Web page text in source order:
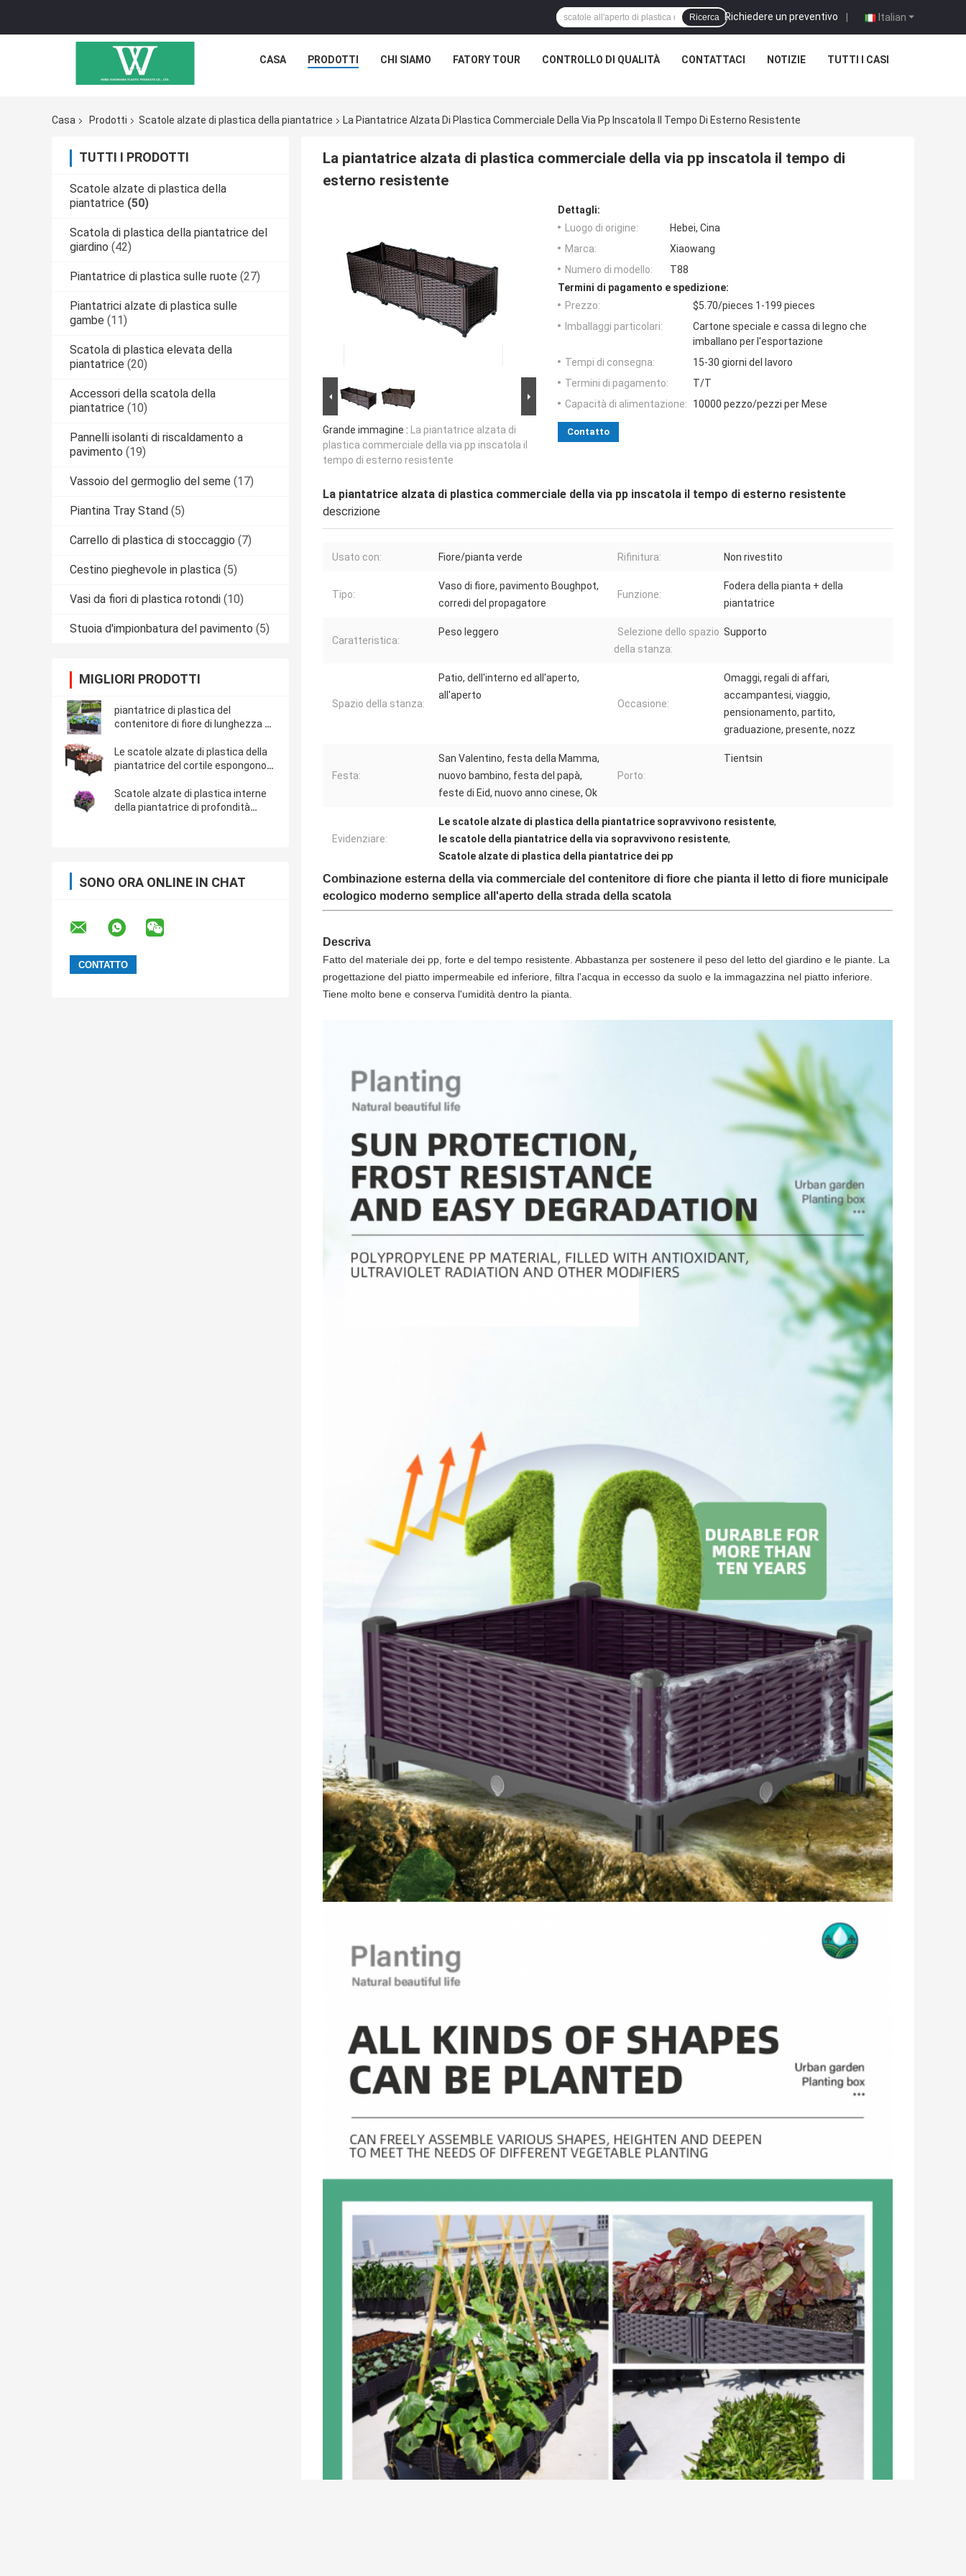
Italian
Richiedere un preventivo |
Ricerca
CASA PRODOTTI CHI SIAMO FATORY TOUR CONTROLLO DI QUALITÀ CONTATTACI NOTIZIE TUTTI I CASI
Casa Prodotti Scatole alzate di plastica della piantatrice La Piantatrice Alzata Di Plastica Commerciale Della Via Pp Inscatola Il Tempo Di Esterno Resistente
TUTTI I PRODOTTI
Scatole alzate di plastica della
piantatrice (50)
Scatola di plastica della piantatrice del
giardino (42)
Piantatrice di plastica sulle ruote (27)
Piantatrici alzate di plastica sulle
gambe (11)
Scatola di plastica elevata della
piantatrice (20)
Accessori della scatola della
piantatrice (10)
Pannelli isolanti di riscaldamento a
pavimento (19)
Vassoio del germoglio del seme (17)
Piantina Tray Stand (5)
Carrello di plastica di stoccaggio (7)
Cestino pieghevole in plastica (5)
Vasi da fiori di plastica rotondi (10)
Stuoia d'impionbatura del pavimento (5)
MIGLIORI PRODOTTI
piantatrice di plastica del
contenitore di fiore di lunghezza di
Le scatole alzate di plastica della
piantatrice del cortile espongono
Scatole alzate di plastica interne
della piantatrice di profondità
SONO ORA ONLINE IN CHAT
La piantatrice alzata di plastica commerciale della via pp inscatola il tempo di
esterno resistente
Grande immagine : La piantatrice alzata di
plastica commerciale della via pp inscatola il
tempo di esterno resistente
Dettagli:
Luogo di origine:
Hebei, Cina
Marca:
Xiaowang
Numero di modello:
T88
Termini di pagamento e spedizione:
Prezzo:
$5.70/pieces 1-199 pieces
Imballaggi particolari:
Cartone speciale e cassa di legno che
imballano per l'esportazione
Tempi di consegna:
15-30 giorni del lavoro
Termini di pagamento:
T/T
Capacità di alimentazione:
10000 pezzo/pezzi per Mese
Contatto
La piantatrice alzata di plastica commerciale della via pp inscatola il tempo di esterno resistente
descrizione
Usato con: Fiore/pianta verde Rifinitura: Non rivestito
Tipo:
Vaso di fiore, pavimento Boughpot,
corredi del propagatore
Funzione:
Fodera della pianta + della
piantatrice
Caratteristica:
Peso leggero
Selezione dello spazio
della stanza:
Supporto
Spazio della stanza:
Patio, dell'interno ed all'aperto,
all'aperto
Occasione:
Omaggi, regali di affari,
accampantesi, viaggio,
pensionamento, partito,
graduazione, presente, nozz
Festa:
San Valentino, festa della Mamma,
nuovo bambino, festa del papà,
feste di Eid, nuovo anno cinese, Ok
Porto:
Tientsin
Evidenziare:
Le scatole alzate di plastica della piantatrice sopravvivono resistente,
le scatole della piantatrice della via sopravvivono resistente,
Scatole alzate di plastica della piantatrice dei pp
Combinazione esterna della via commerciale del contenitore di fiore che pianta il letto di fiore municipale
ecologico moderno semplice all'aperto della strada della scatola
Descriva
Fatto del materiale dei pp, forte e del tempo resistente. Abbastanza per sostenere il peso del letto del giardino e le piante. La
progettazione del piatto impermeabile ed inferiore, filtra l'acqua in eccesso da suolo e la immagazzina nel piatto inferiore.
Tiene molto bene e conserva l'umidità dentro la pianta.